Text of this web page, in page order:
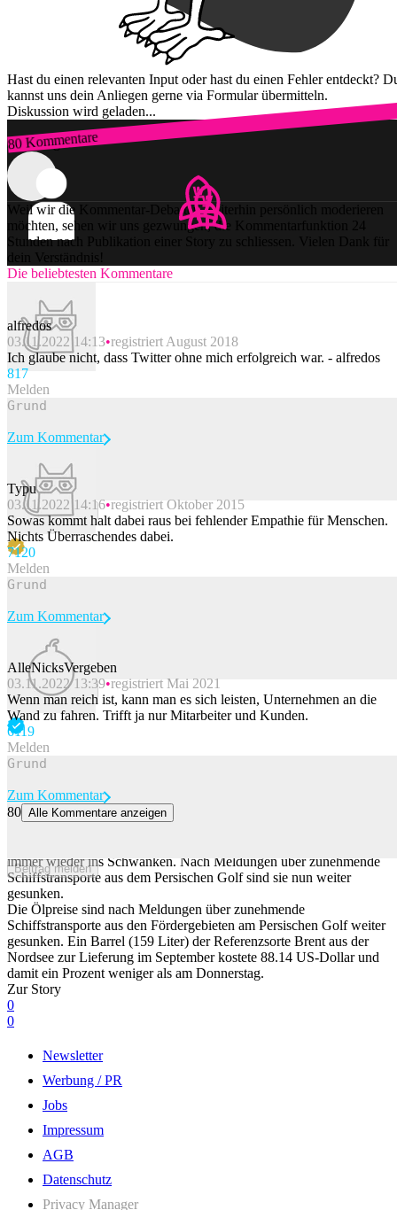
Hast du einen relevanten Input oder hast du einen Fehler entdeckt?
kannst uns dein Anliegen gerne via Formular übermitteln.
Diskussion wird geladen...
80 Kommentare
Zum Login
Weil wir die Kommentar-Debatten weiterhin persönlich moderieren
möchten, sehen wir uns gezwungen, die Kommentarfunktion 24
Stunden nach Publikation einer Story zu schliessen. Vielen Dank für
dein Verständnis!
Die beliebtesten Kommentare
alfredos
03.11.2022 14:13 registriert August 2018
Ich glaube nicht, dass Twitter ohne mich erfolgreich war. - alfredos
817
Melden
Beitrag melden
Zum Kommentar
Typu
03.11.2022 14:16 registriert Oktober 2015
Sowas kommt halt dabei raus bei fehlender Empathie für Menschen.
Nichts Überraschendes dabei.
7120
Melden
Beitrag melden
Zum Kommentar
AlleNicksVergeben
03.11.2022 13:39 registriert Mai 2021
Wenn man reich ist, kann man es sich leisten, Unternehmen an die
Wand zu fahren. Trifft ja nur Mitarbeiter und Kunden.
6119
Melden
Beitrag melden
Zum Kommentar
80 Alle Kommentare anzeigen
immer wieder ins Schwanken. Nach Meldungen über zunehmende
Schiffstransporte aus dem Persischen Golf sind sie nun weiter
gesunken.
Die Ölpreise sind nach Meldungen über zunehmende
Schiffstransporte aus den Fördergebieten am Persischen Golf weiter
gesunken. Ein Barrel (159 Liter) der Referenzsorte Brent aus der
Nordsee zur Lieferung im September kostete 88.14 US-Dollar und
damit ein Prozent weniger als am Donnerstag.
Zur Story
0
0
Newsletter
Werbung / PR
Jobs
Impressum
AGB
Datenschutz
Privacy Manager